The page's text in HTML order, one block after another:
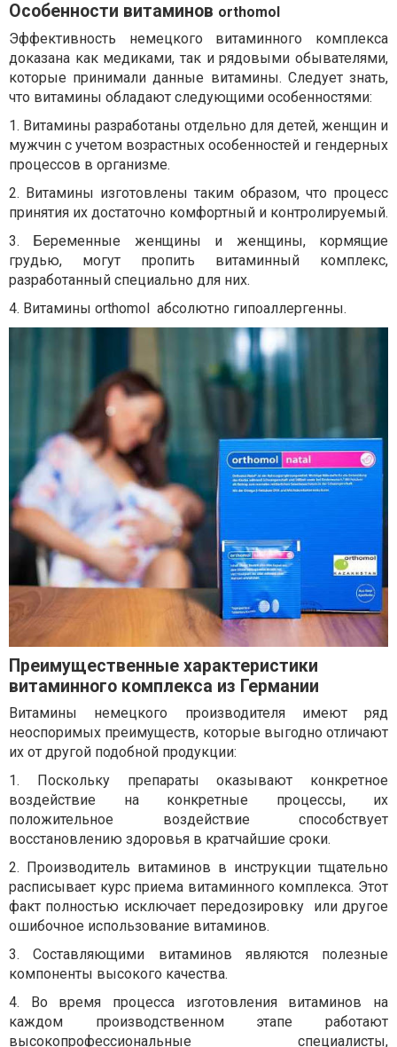
Особенности витаминов orthomol
Эффективность немецкого витаминного комплекса
доказана как медиками, так и рядовыми обывателями,
которые принимали данные витамины. Следует знать,
что витамины обладают следующими особенностями:
1. Витамины разработаны отдельно для детей, женщин и
мужчин с учетом возрастных особенностей и гендерных
процессов в организме.
2. Витамины изготовлены таким образом, что процесс
принятия их достаточно комфортный и контролируемый.
3.
Беременные женщины и женщины, кормящие
грудью, могут пропить витаминный комплекс,
разработанный специально для них.
4. Витамины orthomol абсолютно гипоаллергенны.
Преимущественные характеристики
витаминного комплекса из Германии
Витамины немецкого производителя имеют ряд
неоспоримых преимуществ, которые выгодно отличают
их от другой подобной продукции:
1.
Поскольку препараты оказывают конкретное
воздействие на конкретные процессы, их
положительное воздействие способствует
восстановлению здоровья в кратчайшие сроки.
2. Производитель витаминов в инструкции тщательно
расписывает курс приема витаминного комплекса. Этот
факт полностью исключает передозировку
или другое
ошибочное использование витаминов.
3.
Составляющими витаминов являются полезные
компоненты высокого качества.
4.
Во время процесса изготовления витаминов на
каждом производственном этапе работают
высокопрофессиональные специалисты,